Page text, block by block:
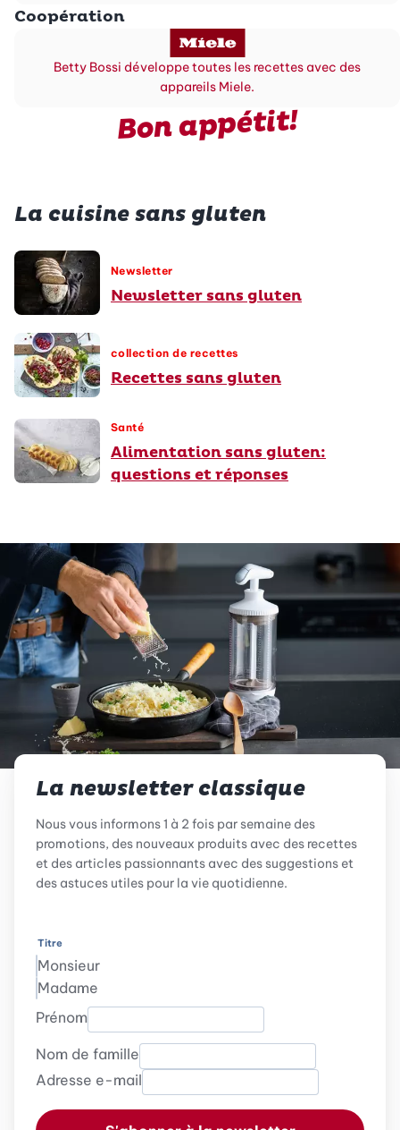
Coopération
Betty Bossi développe toutes les recettes avec des
appareils Miele.
Bon appétit!
La cuisine sans gluten
Newsletter
Newsletter sans gluten
collection de recettes
Recettes sans gluten
Santé
Alimentation sans gluten:
questions et réponses
La newsletter classique
Nous vous informons 1 à 2 fois par semaine des
promotions, des nouveaux produits avec des recettes
et des articles passionnants avec des suggestions et
des astuces utiles pour la vie quotidienne.
Titre
Monsieur
Madame
Prénom
Nom de famille
Adresse e-mail